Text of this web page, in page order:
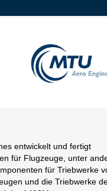
entwickelt und fertigt
für Flugzeuge, unter
für Triebwerke
und die Triebwerke